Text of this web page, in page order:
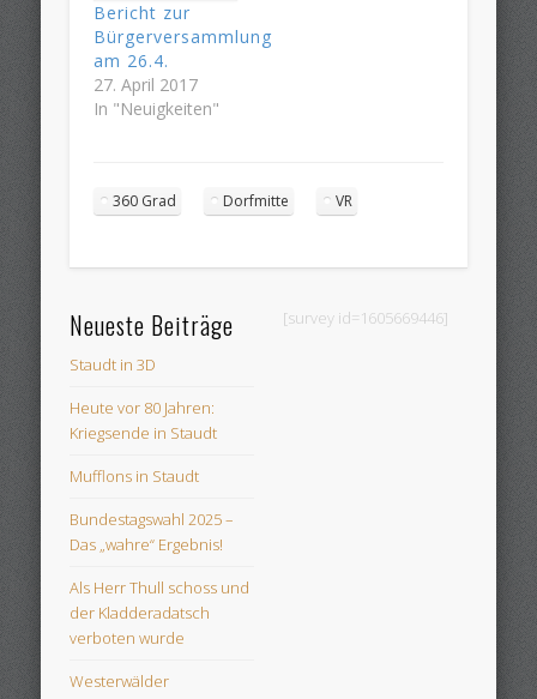
Bericht zur
Bürgerversammlung
am 26.4.
27. April 2017
In "Neuigkeiten"
360 Grad Dorfmitte VR
Neueste Beiträge
Staudt in 3D
Heute vor 80 Jahren:
Kriegsende in Staudt
Mufflons in Staudt
Bundestagswahl 2025 –
Das „wahre“ Ergebnis!
Als Herr Thull schoss und
der Kladderadatsch
verboten wurde
Westerwälder
[survey id=1605669446]